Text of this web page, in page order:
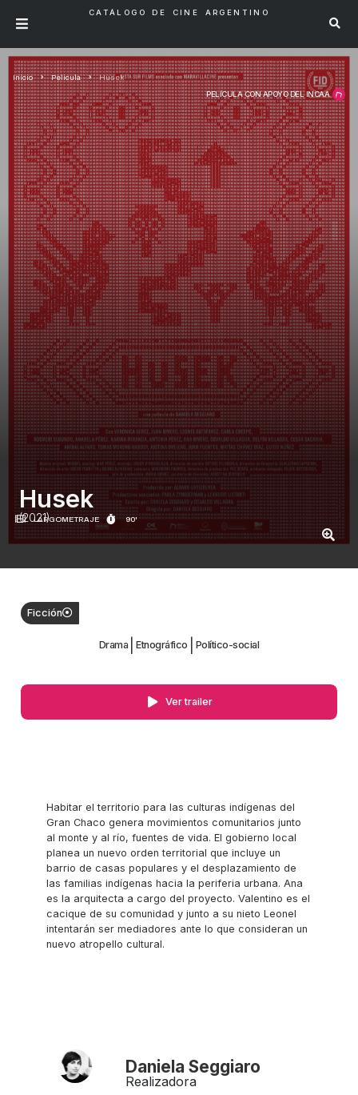
CATÁLOGO DE CINE ARGENTINO
PELÍCULA CON APOYO DEL INCAA
Inicio Pelicula Husek
LARGOMETRAJE 90'
Husek
(2021)
Ficción
Drama Etnográfico Político-social
Ver trailer
Habitar el territorio para las culturas indígenas del
Gran Chaco genera movimientos comunitarios junto
al monte y al río, fuentes de vida. El gobierno local
planea un nuevo orden territorial que incluye un
barrio de casas populares y el desplazamiento de
las familias indígenas hacia la periferia urbana. Ana
es la arquitecta a cargo del proyecto. Valentino es el
cacique de su comunidad y junto a su nieto Leonel
intentarán ser mediadores ante lo que consideran un
nuevo atropello cultural.
Daniela Seggiaro
Realizadora